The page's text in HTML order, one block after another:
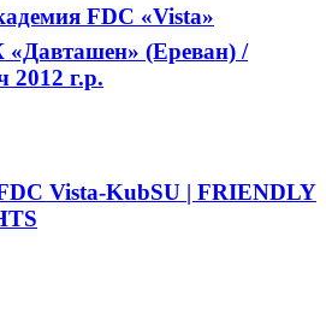
FDC «Vista»
(Ереван) /
2012 г.р.
Vista-KubSU | FRIENDLY